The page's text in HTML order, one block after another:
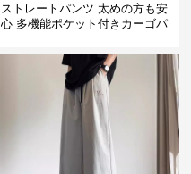
ストレートパンツ 太めの方も安
心 多機能ポケット付きカーゴパ